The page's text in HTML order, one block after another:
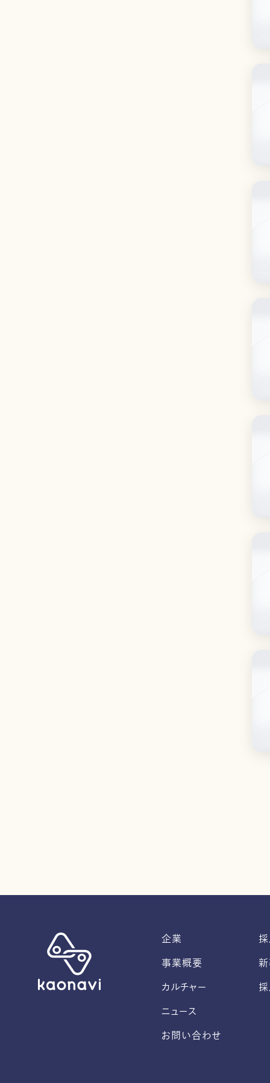
企業
事業概要
カルチャー
ニュース
お問い合わせ